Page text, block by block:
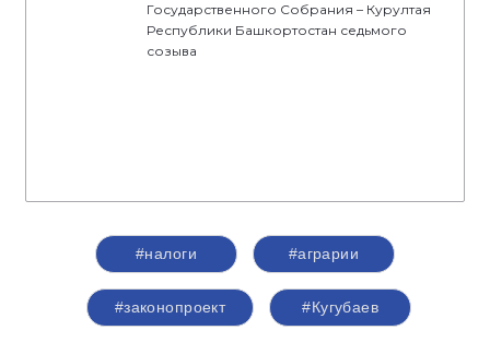
Государственного Собрания – Курултая
Республики Башкортостан седьмого
созыва
#налоги #аграрии
#законопроект #Кугубаев